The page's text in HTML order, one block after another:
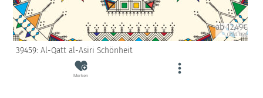
ab 12.49€
(inkl. USt)
39459: Al-Qatt al-Asiri Schönheit
Merken